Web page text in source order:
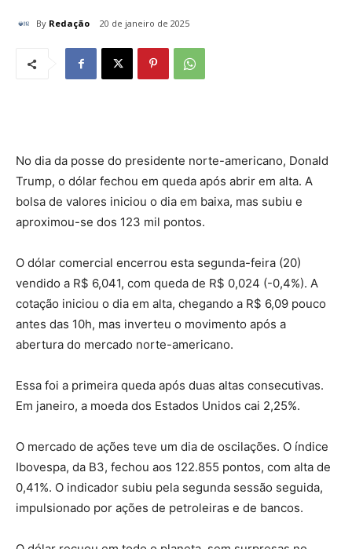
By Redação 20 de janeiro de 2025
No dia da posse do presidente norte-americano, Donald
Trump, o dólar fechou em queda após abrir em alta. A
bolsa de valores iniciou o dia em baixa, mas subiu e
aproximou-se dos 123 mil pontos.
O dólar comercial encerrou esta segunda-feira (20)
vendido a R$ 6,041, com queda de R$ 0,024 (-0,4%). A
cotação iniciou o dia em alta, chegando a R$ 6,09 pouco
antes das 10h, mas inverteu o movimento após a
abertura do mercado norte-americano.
Essa foi a primeira queda após duas altas consecutivas.
Em janeiro, a moeda dos Estados Unidos cai 2,25%.
O mercado de ações teve um dia de oscilações. O índice
Ibovespa, da B3, fechou aos 122.855 pontos, com alta de
0,41%. O indicador subiu pela segunda sessão seguida,
impulsionado por ações de petroleiras e de bancos.